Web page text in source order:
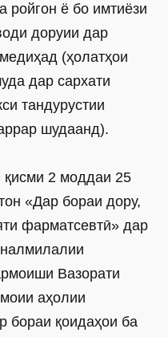
ройгон ё бо имтиёзи
доруии дар
(ҳолатҳои
дар сархати
тандурус­тии
шудаанд).
қисми 2 моддаи 25
«Дар бораи дору,
фарматсевтӣ» дар
Вазорати
аҳолии
бораи қоидаҳои ба